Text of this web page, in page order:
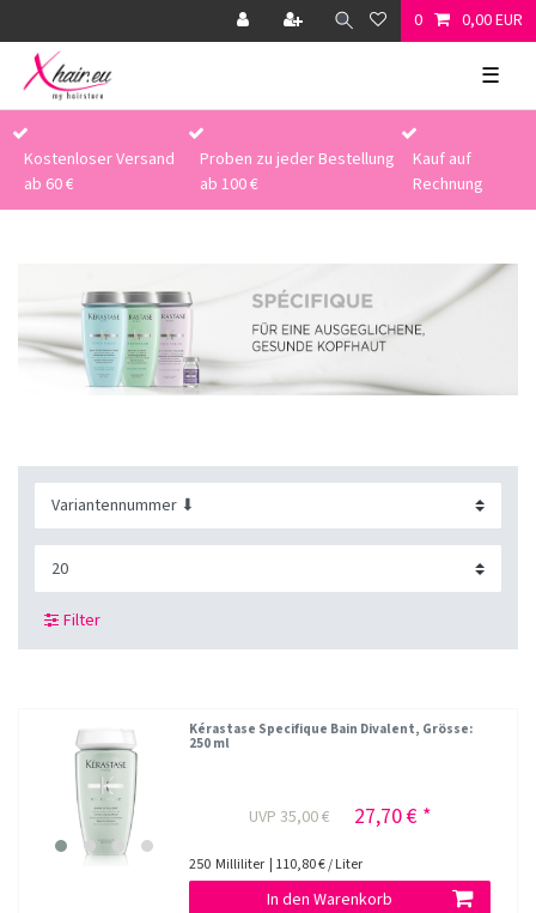
0 0,00 EUR
☰
Kostenloser Versand
ab 60 €
Proben zu jeder Bestellung
ab 100 €
Kauf auf
Rechnung
Filter
Kérastase Specifique Bain Divalent, Grösse:
250 ml
UVP 35,00 € 27,70 € *
250 Milliliter | 110,80 € / Liter
In den Warenkorb